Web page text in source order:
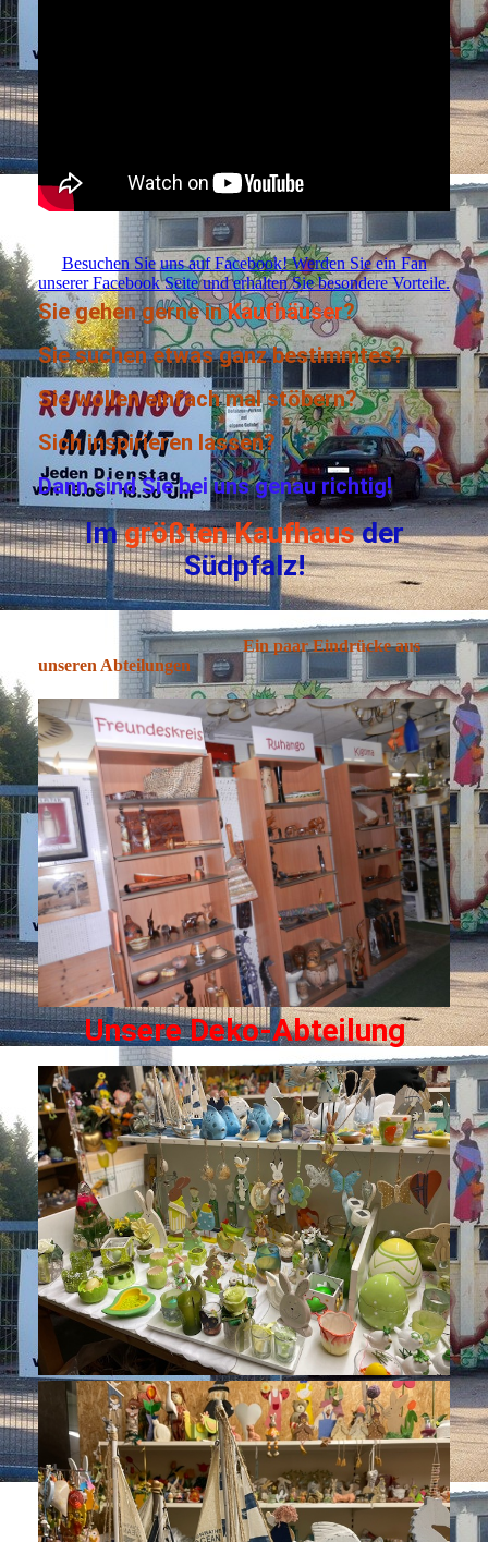
Besuchen Sie uns auf Facebook! Werden Sie ein Fan
unserer Facebook Seite und erhalten Sie besondere Vorteile.
Sie gehen gerne inKaufhäuser?
Sie suchen etwas ganz bestimmtes?
Sie wollen einfach mal stöbern?
Sich inspirieren lassen?
Dann sind Sie bei uns genau richtig!
Imgrößten Kaufhausder
Südpfalz!
Ein paar Eindrücke aus
unseren Abteilungen
Unsere Deko-Abteilung